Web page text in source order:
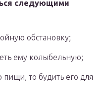
следующими
обстановку;
ему колыбельную;
пищи, то будить его для